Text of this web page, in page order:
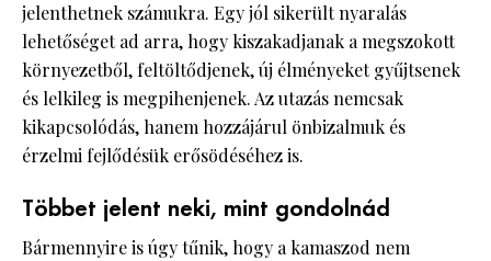
jelenthetnek számukra. Egy jól sikerült nyaralás
lehetőséget ad arra, hogy kiszakadjanak a megszokott
környezetből, feltöltődjenek, új élményeket gyűjtsenek
és lelkileg is megpihenjenek. Az utazás nemcsak
kikapcsolódás, hanem hozzájárul önbizalmuk és
érzelmi fejlődésük erősödéséhez is.
Többet jelent neki, mint gondolnád
Bármennyire is úgy tűnik, hogy a kamaszod nem